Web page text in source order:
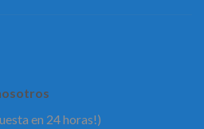
en 24 horas!)